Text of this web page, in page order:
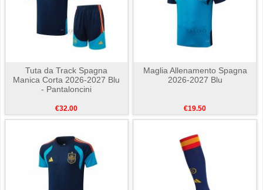
Tuta da Track Spagna
Manica Corta 2026-2027 Blu
- Pantaloncini
€32.00
Maglia Allenamento Spagna
2026-2027 Blu
€19.50